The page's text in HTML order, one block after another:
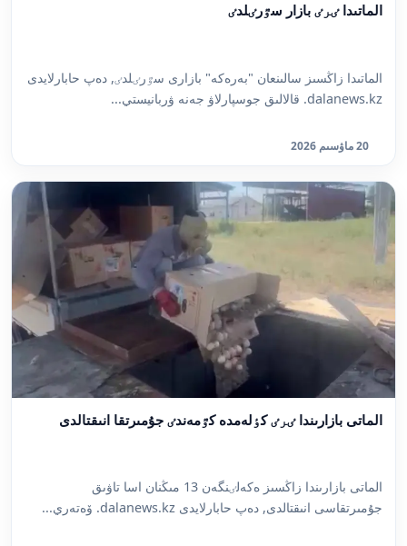
الماتىدا ٸرٸ بازار سٷرٸلدٸ
الماتىدا زاڭسىز سالىنعان "بەرەكە" بازارى سٷرٸلدٸ, دەپ حابارلايدى
dalanews.kz. قالالىق جوسپارلاۋ جەنە ۋربانيستي...
20 ماۋسىم 2026
الماتى بازارىندا ٸرٸ كٶلەمدە كٷمەندٸ جۇمىرتقا انىقتالدى
الماتى بازارىندا زاڭسىز ەكەلٸنگەن 13 مىڭنان اسا تاۋىق
جۇمىرتقاسى انىقتالدى, دەپ حابارلايدى dalanews.kz. ۆەتەري...